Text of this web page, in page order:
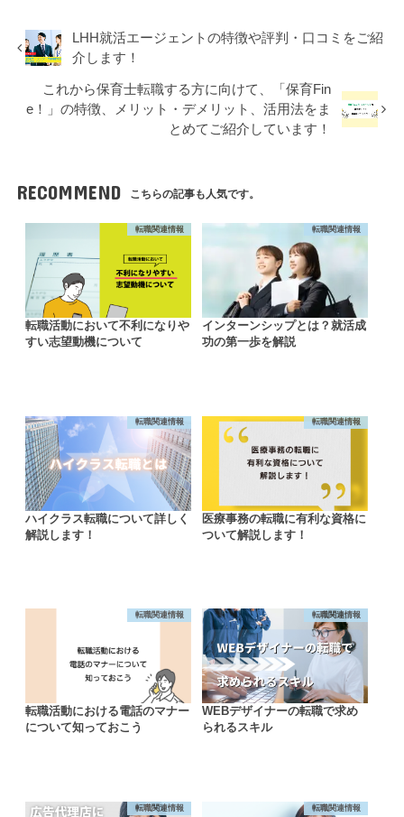
LHH就活エージェントの特徴や評判・口コミをご紹
介します！
これから保育士転職する方に向けて、「保育Fin
e！」の特徴、メリット・デメリット、活用法をま
とめてご紹介しています！
RECOMMEND こちらの記事も人気です。
転職関連情報
転職活動において不利になりや
すい志望動機について
転職関連情報
インターンシップとは？就活成
功の第一歩を解説
転職関連情報
ハイクラス転職について詳しく
解説します！
転職関連情報
医療事務の転職に有利な資格に
ついて解説します！
転職関連情報
転職活動における電話のマナー
について知っておこう
転職関連情報
WEBデザイナーの転職で求め
られるスキル
転職関連情報 転職関連情報